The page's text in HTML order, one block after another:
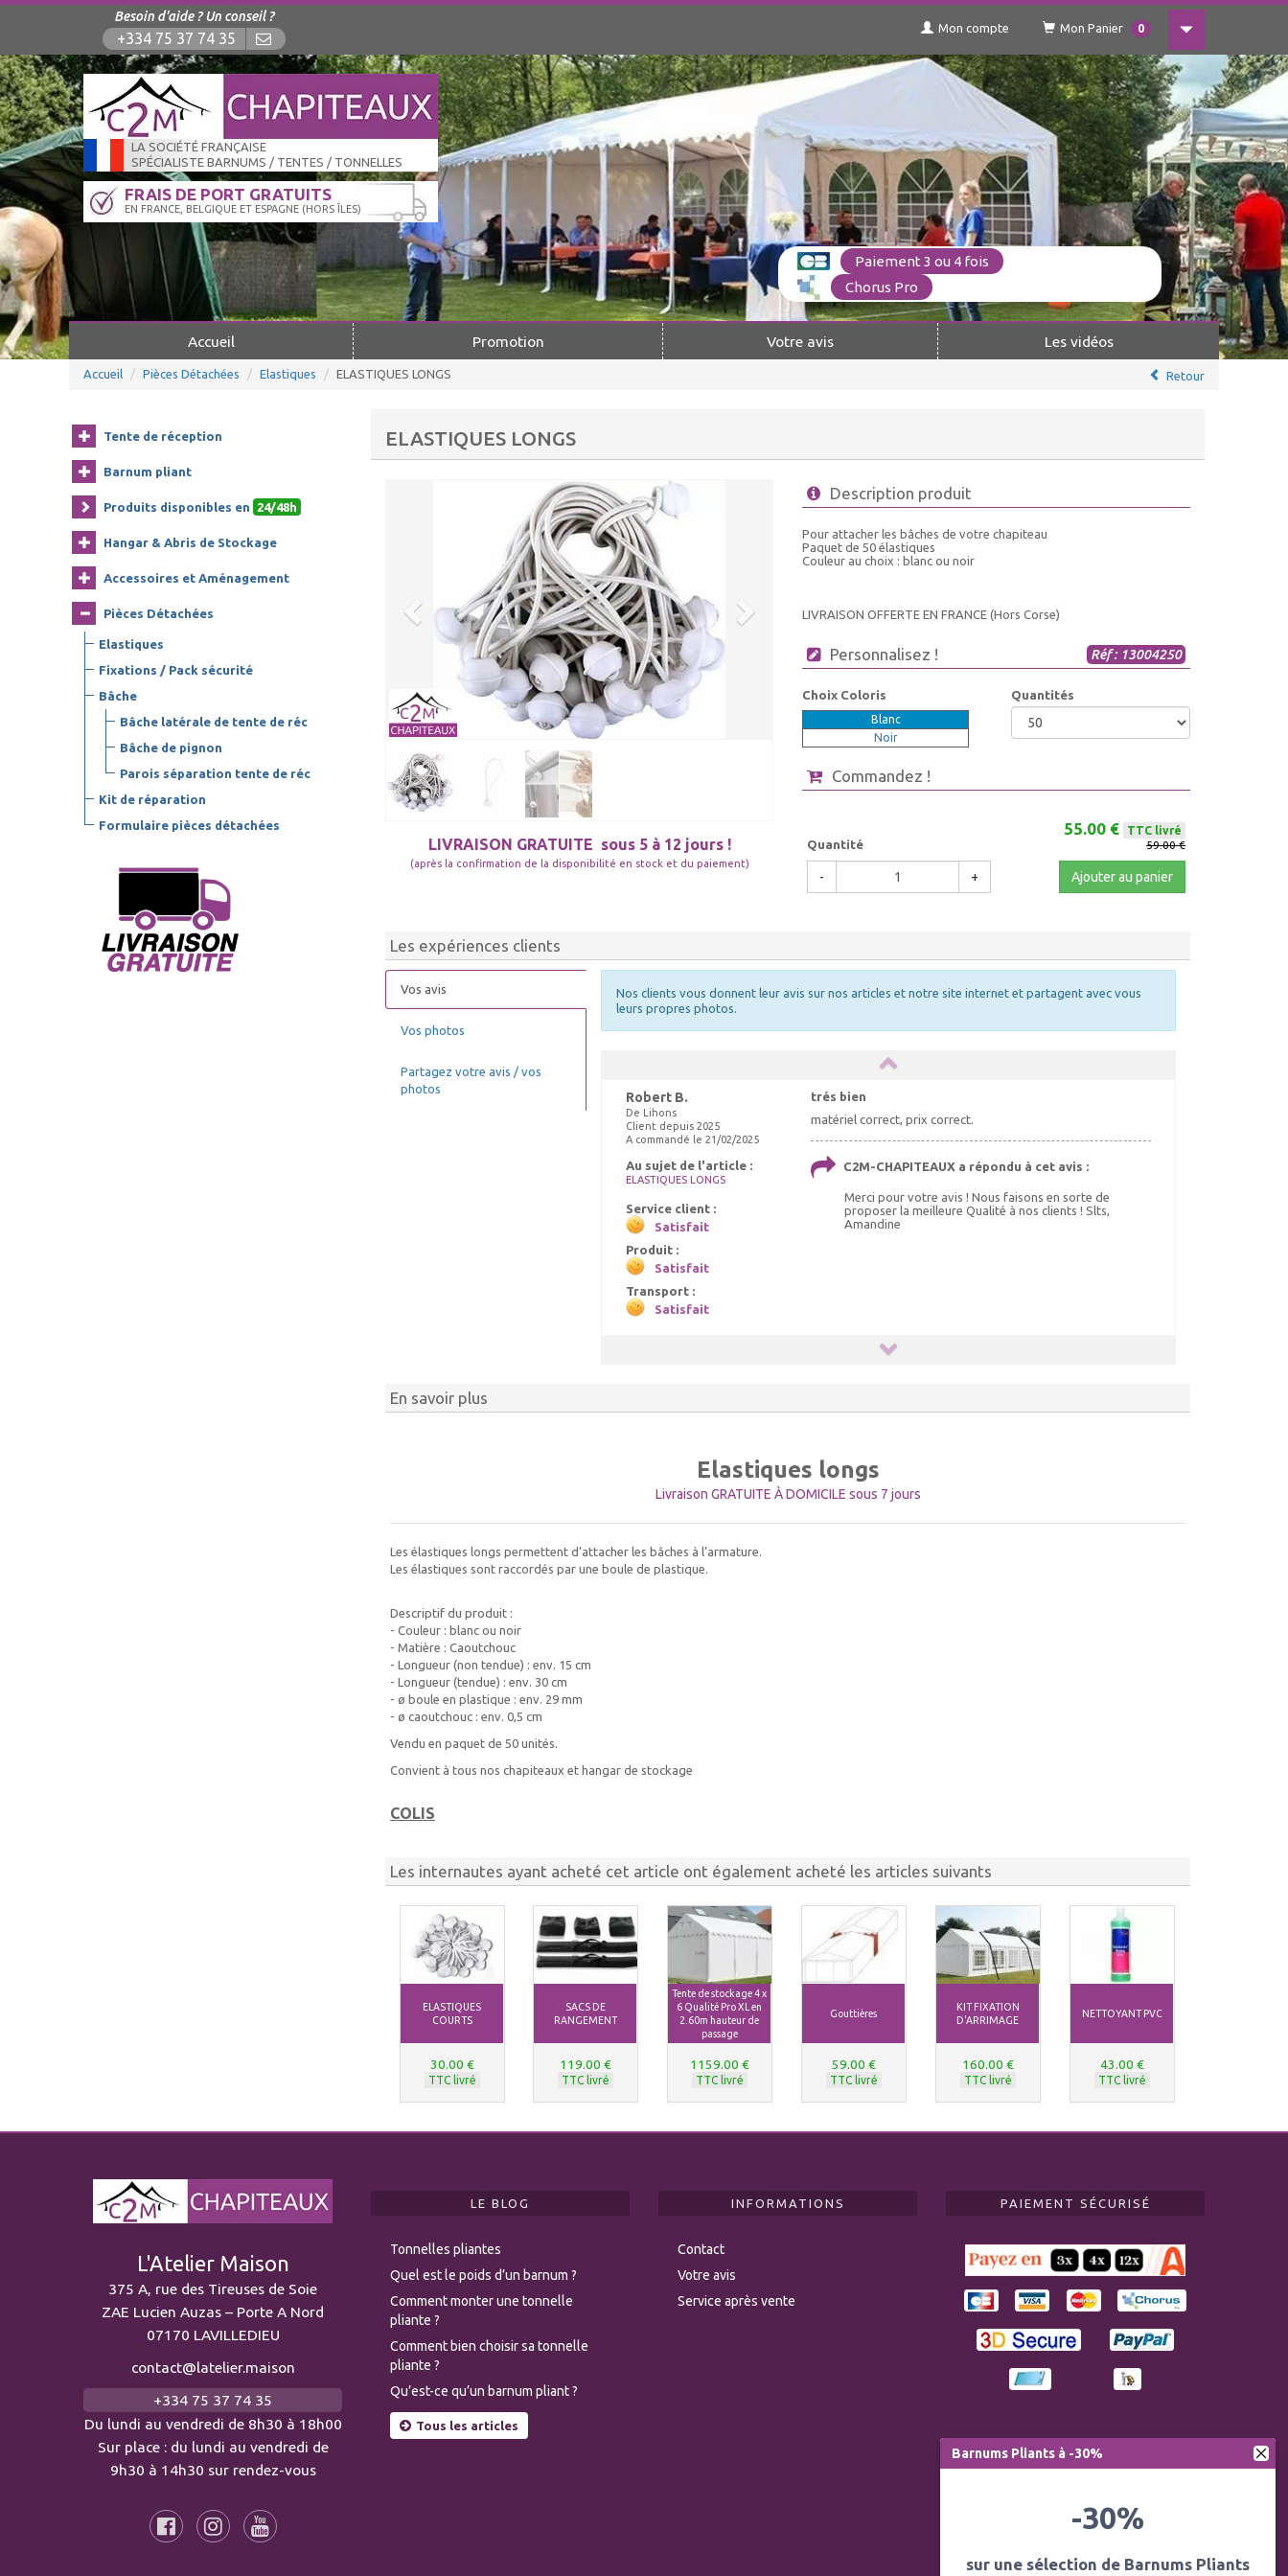
Besoin d'aide ? Un conseil ?
+334 75 37 74 35
Mon compte Mon Panier 0
LA SOCIÉTÉ FRANÇAISE
SPÉCIALISTE BARNUMS / TENTES / TONNELLES
FRAIS DE PORT GRATUITS
EN FRANCE, BELGIQUE ET ESPAGNE (HORS ÎLES)
Paiement 3 ou 4 fois
Chorus Pro
Accueil Promotion Votre avis Les vidéos
Accueil Pièces Détachées Elastiques ELASTIQUES LONGS Retour
Tente de réception
Barnum pliant
Produits disponibles en 24/48h
Hangar & Abris de Stockage
Accessoires et Aménagement
Pièces Détachées
Elastiques
Fixations / Pack sécurité
Bâche
Bâche latérale de tente de réc
Bâche de pignon
Parois séparation tente de réc
Kit de réparation
Formulaire pièces détachées
ELASTIQUES LONGS
LIVRAISON GRATUITE sous 5 à 12 jours !
(après la confirmation de la disponibilité en stock et du paiement)
Description produit
Pour attacher les bâches de votre chapiteau
Paquet de 50 élastiques
Couleur au choix : blanc ou noir
LIVRAISON OFFERTE EN FRANCE (Hors Corse)
Personnalisez ! Réf : 13004250
Choix Coloris
Blanc
Noir
Quantités
Commandez !
Quantité
- +
55.00 €
TTC livré
59.00 €
Ajouter au panier
Les expériences clients
Vos avis
Vos photos
Partagez votre avis / vos
photos
Nos clients vous donnent leur avis sur nos articles et notre site internet et partagent avec vous
leurs propres photos.
Robert B.
De Lihons
Client depuis 2025
A commandé le 21/02/2025
Au sujet de l'article :
ELASTIQUES LONGS
Service client :
Satisfait
Produit :
Satisfait
Transport :
Satisfait
trés bien
matériel correct, prix correct.
C2M-CHAPITEAUX a répondu à cet avis :
Merci pour votre avis ! Nous faisons en sorte de
proposer la meilleure Qualité à nos clients ! Slts,
Amandine
En savoir plus
Elastiques longs
Livraison GRATUITE À DOMICILE sous 7 jours
Les élastiques longs permettent d’attacher les bâches à l’armature.
Les élastiques sont raccordés par une boule de plastique.
Descriptif du produit :
- Couleur : blanc ou noir
- Matière : Caoutchouc
- Longueur (non tendue) : env. 15 cm
- Longueur (tendue) : env. 30 cm
- ø boule en plastique : env. 29 mm
- ø caoutchouc : env. 0,5 cm
Vendu en paquet de 50 unités.
Convient à tous nos chapiteaux et hangar de stockage
COLIS
Les internautes ayant acheté cet article ont également acheté les articles suivants
ELASTIQUES
COURTS
30.00 €
TTC livré
SACS DE
RANGEMENT
119.00 €
TTC livré
Tente de stockage 4 x
6 Qualité Pro XL en
2.60m hauteur de
passage
1159.00 €
TTC livré
Gouttières
59.00 €
TTC livré
KIT FIXATION
D'ARRIMAGE
160.00 €
TTC livré
NETTOYANT PVC
43.00 €
TTC livré
L'Atelier Maison
375 A, rue des Tireuses de Soie
ZAE Lucien Auzas – Porte A Nord
07170 LAVILLEDIEU
contact@latelier.maison
+334 75 37 74 35
Du lundi au vendredi de 8h30 à 18h00
Sur place : du lundi au vendredi de
9h30 à 14h30 sur rendez-vous
LE BLOG
Tonnelles pliantes
Quel est le poids d’un barnum ?
Comment monter une tonnelle
pliante ?
Comment bien choisir sa tonnelle
pliante ?
Qu’est-ce qu’un barnum pliant ?
Tous les articles
INFORMATIONS
Contact
Votre avis
Service après vente
PAIEMENT SÉCURISÉ
Barnums Pliants à -30%
-30%
sur une sélection de Barnums Pliants